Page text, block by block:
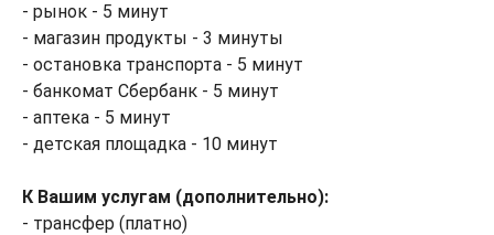
- рынок - 5 минут
- магазин продукты - 3 минуты
- остановка транспорта - 5 минут
- банкомат Сбербанк - 5 минут
- аптека - 5 минут
- детская площадка - 10 минут
К Вашим услугам (дополнительно):
- трансфер (платно)